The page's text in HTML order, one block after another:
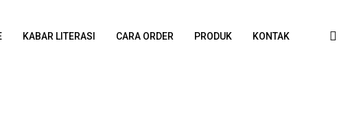
KABAR LITERASI CARA ORDER PRODUK KONTAK